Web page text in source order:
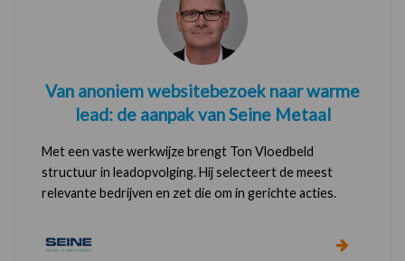
Van anoniem websitebezoek naar warme
lead: de aanpak van Seine Metaal
Met een vaste werkwijze brengt Ton Vloedbeld
structuur in leadopvolging. Hij selecteert de meest
relevante bedrijven en zet die om in gerichte acties.